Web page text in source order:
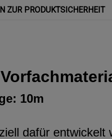
ZUR PRODUKTSICHERHEIT
10m
dafür